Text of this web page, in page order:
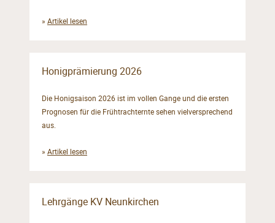
» Artikel lesen
Honigprämierung 2026
Die Honigsaison 2026 ist im vollen Gange und die ersten
Prognosen für die Frühtrachternte sehen vielversprechend
aus.
» Artikel lesen
Lehrgänge KV Neunkirchen